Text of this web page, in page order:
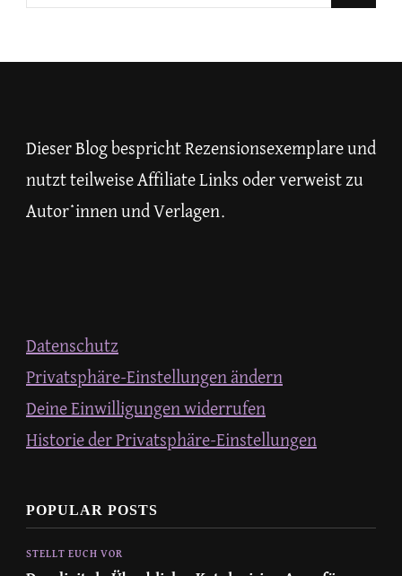
du
Dieser Blog bespricht Rezensionsexemplare und
nutzt teilweise Affiliate Links oder verweist zu
Autor*innen und Verlagen.
Datenschutz
Privatsphäre-Einstellungen ändern
Deine Einwilligungen widerrufen
Historie der Privatsphäre-Einstellungen
POPULAR POSTS
STELLT EUCH VOR